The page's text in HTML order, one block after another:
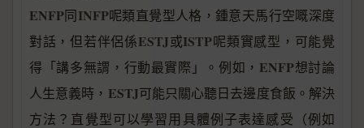
ENFP同INFP呢類直覺型人格，鍾意天馬行空嘅深度
對話，但若伴侶係ESTJ或ISTP呢類實感型，可能覺
得「講多無謂，行動最實際」。例如， ENFP想討論
人生意義時， ESTJ可能只關心聽日去邊度食飯。解決
方法？直覺型可以學習用具體例子表達感受（例如